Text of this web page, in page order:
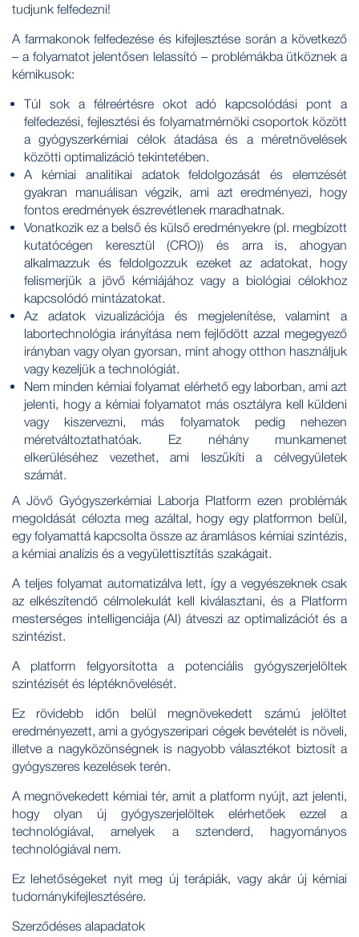
tudjunk felfedezni!
A farmakonok felfedezése és kifejlesztése során a következő
– a folyamatot jelentősen lelassító – problémákba ütköznek a
kémikusok:
Túl sok a félreértésre okot adó kapcsolódási pont a
felfedezési, fejlesztési és folyamatmérnöki csoportok között
a gyógyszerkémiai célok átadása és a méretnövelések
közötti optimalizáció tekintetében.
A kémiai analitikai adatok feldolgozását és elemzését
gyakran manuálisan végzik, ami azt eredményezi, hogy
fontos eredmények észrevétlenek maradhatnak.
Vonatkozik ez a belső és külső eredményekre (pl. megbízott
kutatócégen keresztül (CRO)) és arra is, ahogyan
alkalmazzuk és feldolgozzuk ezeket az adatokat, hogy
felismerjük a jövő kémiájához vagy a biológiai célokhoz
kapcsolódó mintázatokat.
Az adatok vizualizációja és megjelenítése, valamint a
labortechnológia irányítása nem fejlődött azzal megegyező
irányban vagy olyan gyorsan, mint ahogy otthon használjuk
vagy kezeljük a technológiát.
Nem minden kémiai folyamat elérhető egy laborban, ami azt
jelenti, hogy a kémiai folyamatot más osztályra kell küldeni
vagy kiszervezni, más folyamatok pedig nehezen
méretváltoztathatóak. Ez néhány munkamenet
elkerüléséhez vezethet, ami leszűkíti a célvegyületek
számát.
A Jövő Gyógyszerkémiai Laborja Platform ezen problémák
megoldását célozta meg azáltal, hogy egy platformon belül,
egy folyamattá kapcsolta össze az áramlásos kémiai szintézis,
a kémiai analízis és a vegyülettisztítás szakágait.
A teljes folyamat automatizálva lett, így a vegyészeknek csak
az elkészítendő célmolekulát kell kiválasztani, és a Platform
mesterséges intelligenciája (AI) átveszi az optimalizációt és a
szintézist.
A platform felgyorsította a potenciális gyógyszerjelöltek
szintézisét és léptéknövelését.
Ez rövidebb időn belül megnövekedett számú jelöltet
eredményezett, ami a gyógyszeripari cégek bevételét is növeli,
illetve a nagyközönségnek is nagyobb választékot biztosít a
gyógyszeres kezelések terén.
A megnövekedett kémiai tér, amit a platform nyújt, azt jelenti,
hogy olyan új gyógyszerjelöltek elérhetőek ezzel a
technológiával, amelyek a sztenderd, hagyományos
technológiával nem.
Ez lehetőségeket nyit meg új terápiák, vagy akár új kémiai
tudománykifejlesztésére.
Szerződéses alapadatok